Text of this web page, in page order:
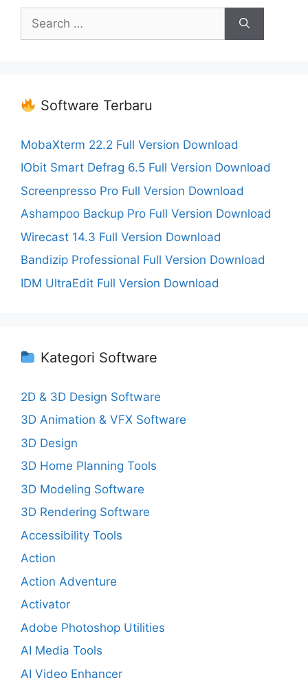
for:
Software Terbaru
MobaXterm 22.2 Full Version Download
IObit Smart Defrag 6.5 Full Version Download
Screenpresso Pro Full Version Download
Ashampoo Backup Pro Full Version Download
Wirecast 14.3 Full Version Download
Bandizip Professional Full Version Download
IDM UltraEdit Full Version Download
Kategori Software
2D & 3D Design Software
3D Animation & VFX Software
3D Design
3D Home Planning Tools
3D Modeling Software
3D Rendering Software
Accessibility Tools
Action
Action Adventure
Activator
Adobe Photoshop Utilities
AI Media Tools
AI Video Enhancer